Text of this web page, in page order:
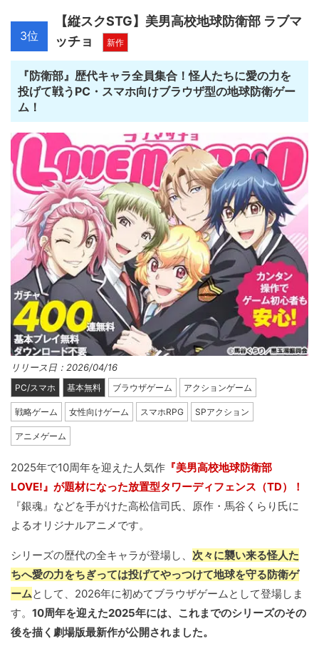
3位
【縦スクSTG】美男高校地球防衛部 ラブマ
ッチョ
新作
『防衛部』歴代キャラ全員集合！怪人たちに愛の力を
投げて戦うPC・スマホ向けブラウザ型の地球防衛ゲー
ム！
リリース日：2026/04/16
PC/スマホ 基本無料 ブラウザゲーム アクションゲーム
戦略ゲーム 女性向けゲーム スマホRPG SPアクション
アニメゲーム
2025年で10周年を迎えた人気作 『美男高校地球防衛部
LOVE!』が題材になった放置型タワーディフェンス（TD）！
『銀魂』などを手がけた高松信司氏、原作・馬谷くらり氏に
よるオリジナルアニメです。
シリーズの歴代の全キャラが登場し、 次々に襲い来る怪人た
ちへ愛の力をちぎっては投げてやっつけて地球を守る防衛ゲ
ームとして、2026年に初めてブラウザゲームとして登場しま
す。 10周年を迎えた2025年には、これまでのシリーズのその
後を描く劇場版最新作が公開されました。